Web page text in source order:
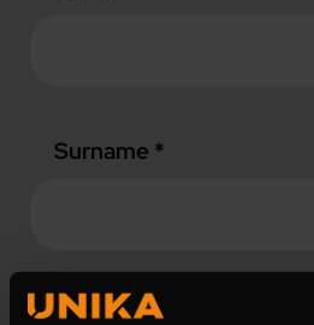
Surname *
Company